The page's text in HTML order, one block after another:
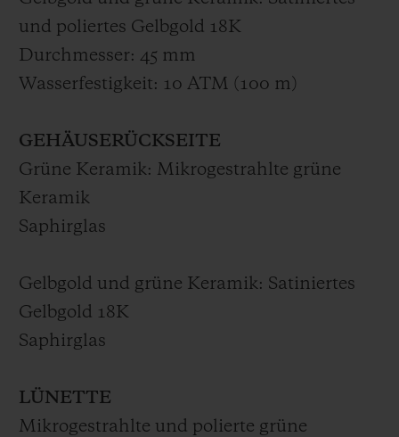
und poliertes Gelbgold 18K
Durchmesser: 45 mm
Wasserfestigkeit: 10 ATM (100 m)
GEHÄUSERÜCKSEITE
Grüne Keramik: Mikrogestrahlte grüne
Keramik
Saphirglas
Gelbgold und grüne Keramik: Satiniertes
Gelbgold 18K
Saphirglas
LÜNETTE
Mikrogestrahlte und polierte grüne